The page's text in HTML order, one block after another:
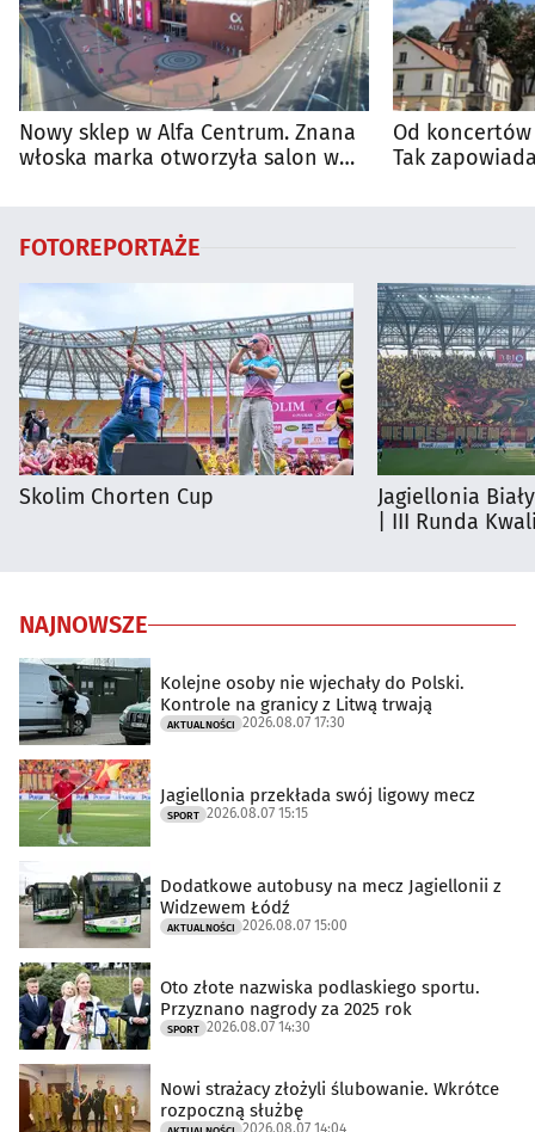
Nowy sklep w Alfa Centrum. Znana
włoska marka otworzyła salon w
Od
Tak
FOTOREPORTAŻE
Skolim Chorten Cup
Jagiellonia
| III Runda
NAJNOWSZE
Kolejne osoby nie wjechały do Polski.
Kontrole na granicy z Litwą trwają
AKTUALNOŚCI 2026.08.07 17:30
Jagiellonia przekłada swój ligowy mecz
SPORT 2026.08.07 15:15
Dodatkowe autobusy na mecz Jagiellonii z
Widzewem Łódź
AKTUALNOŚCI 2026.08.07 15:00
Oto złote nazwiska podlaskiego sportu.
Przyznano nagrody za 2025 rok
SPORT 2026.08.07 14:30
Nowi strażacy złożyli ślubowanie. Wkrótce
rozpoczną służbę
2026.08.07 14:04